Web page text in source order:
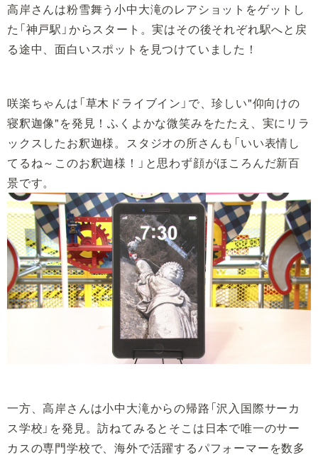
高岸さんは粉雪舞う小中大滝のレアショットをゲットし
た「神戸駅」からスタート。実はその後それぞれ駅へと戻
る途中、面白いスポットを見つけていました！
咲楽ちゃんは「草木ドライブイン」で、珍しい"仰向けの
寝釈迦像"を発見！ふくよかな微笑みをたたえ、実にリラ
ックスしたお釈迦様。スタジオの所さんも「いい表情し
てるね～このお釈迦様！」と思わず顔がほころんだ新百
景です。
一方、高岸さんは小中大滝からの帰路「沢入国際サーカ
ス学校」を発見。訪ねてみるとそこは日本で唯一のサー
カスの専門学校で、海外で活躍するパフォーマーを数多